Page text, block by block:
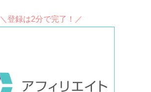
＼登録は2分で完了！／